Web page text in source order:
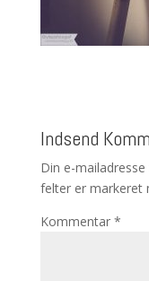
Indsend
Din e-
felter er markeret
Kommentar *